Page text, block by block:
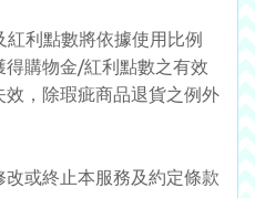
利點數將依據使用比例
購物金/紅利點數之有效
，除瑕疵商品退貨之例外
或終止本服務及約定條款